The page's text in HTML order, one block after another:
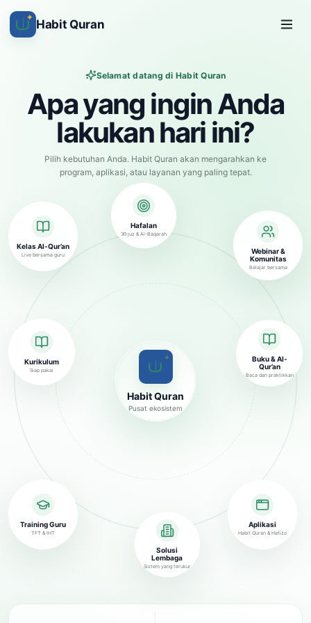
✦ Habit Quran
Selamat datang di Habit Quran
Apa yang ingin Anda
lakukan hari ini?
Pilih kebutuhan Anda. Habit Quran akan mengarahkan ke
program, aplikasi, atau layanan yang paling tepat.
✦
Habit Quran
Pusat ekosistem
Kelas Al-Qur’an
Live bersama guru
Hafalan
30 juz & Al-Baqarah
Buku & Al-
Qur’an
Baca dan praktikkan
Training Guru
TFT & IHT
Solusi
Lembaga
Sistem yang terukur
Kurikulum
Siap pakai
Aplikasi
Habit Quran & Hafizo
Webinar &
Komunitas
Belajar bersama